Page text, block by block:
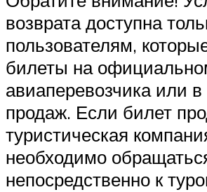
возврата доступна
пользователям,
билеты на
авиаперевозчика или в
продаж. Если билет
туристическая
необходимо
непосредственно к